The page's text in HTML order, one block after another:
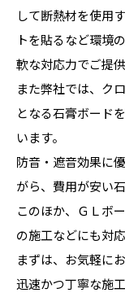
して断熱材を使用
トを貼るなど環境
軟な対応力でご提
また弊社では、ク
となる石膏ボード
います。
防音・遮音効果に
がら、費用が安い
このほか、ＧＬボ
の施工などにも対応
まずは、お気軽に
迅速かつ丁寧な施